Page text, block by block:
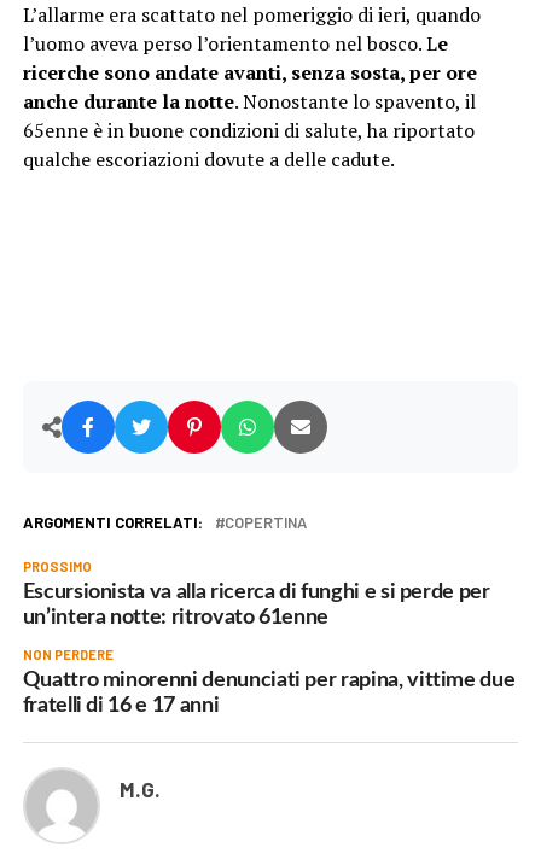
L’allarme era scattato nel pomeriggio di ieri, quando
l’uomo aveva perso l’orientamento nel bosco. Le
ricerche sono andate avanti, senza sosta, per ore
anche durante la notte. Nonostante lo spavento, il
65enne è in buone condizioni di salute, ha riportato
qualche escoriazioni dovute a delle cadute.
ARGOMENTI CORRELATI: COPERTINA
PROSSIMO
Escursionista va alla ricerca di funghi e si perde per
un’intera notte: ritrovato 61enne
NON PERDERE
Quattro minorenni denunciati per rapina, vittime due
fratelli di 16 e 17 anni
M.G.